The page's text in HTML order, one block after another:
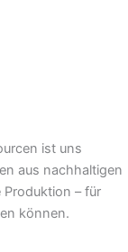
ist uns
aus nachhaltigen
– für
können.